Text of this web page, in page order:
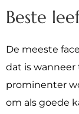
Beste
De meeste
dat is
prominenter
om als goede